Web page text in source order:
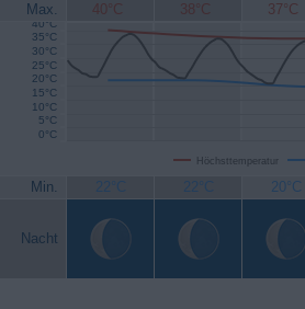
Max. 40°C 38°C 37°C
Höchsttemperatur
0°C
5°C
10°C
15°C
20°C
25°C
30°C
35°C
40°C
Min. 22°C 22°C 20°C
Nacht